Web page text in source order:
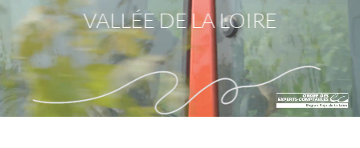
VALLÉE DE LA LOIRE